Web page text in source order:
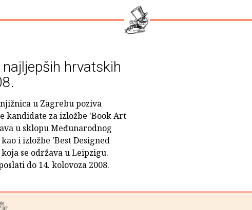
hrvatskih
u Zagrebu poziva
kandidate za izložbe 'Book Art
u sklopu Međunarodnog
i izložbe 'Best Designed
se održava u Leipzigu.
do 14. kolovoza 2008.